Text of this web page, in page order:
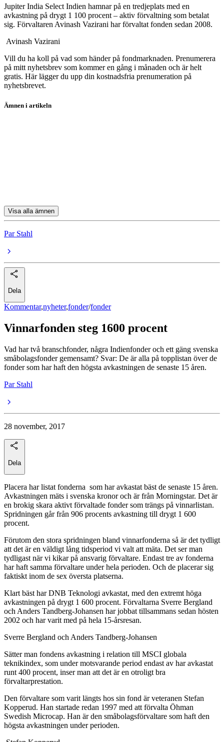
Jupiter India Select Indien hamnar på en tredjeplats med en
avkastning på drygt 1 100 procent – aktiv förvaltning som betalat
sig. Förvaltaren Avinash Vazirani har förvaltat fonden sedan 2008.
Avinash Vazirani
Vill du ha koll på vad som händer på fondmarknaden. Prenumerera
på mitt nyhetsbrev som kommer en gång i månaden och är helt
gratis. Här lägger du upp din kostnadsfria prenumeration på
nyhetsbrevet.
Ämnen i artikeln
Visa alla ämnen
Par Stahl
Dela
Kommentar,nyheter,fonder/fonder
Vinnarfonden steg 1600 procent
Vad har två branschfonder, några Indienfonder och ett gäng svenska
småbolagsfonder gemensamt? Svar: De är alla på topplistan över de
fonder som har haft den högsta avkastningen de senaste 15 åren.
Par Stahl
28 november, 2017
Dela
Placera har listat fonderna som har avkastat bäst de senaste 15 åren.
Avkastningen mäts i svenska kronor och är från Morningstar. Det är
en brokig skara aktivt förvaltade fonder som trängs på vinnarlistan.
Spridningen går från 906 procents avkastning till drygt 1 600
procent.
Förutom den stora spridningen bland vinnarfonderna så är det tydligt
att det är en väldigt lång tidsperiod vi valt att mäta. Det ser man
tydligast när vi kikar på ansvarig förvaltare. Endast tre av fonderna
har haft samma förvaltare under hela perioden. Och de placerar sig
faktiskt inom de sex översta platserna.
Klart bäst har DNB Teknologi avkastat, med den extremt höga
avkastningen på drygt 1 600 procent. Förvaltarna Sverre Bergland
och Anders Tandberg-Johansen har jobbat tillsammans sedan hösten
2002 och har varit med på hela 15-årsresan.
Sverre Bergland och Anders Tandberg-Johansen
Sätter man fondens avkastning i relation till MSCI globala
teknikindex, som under motsvarande period endast av har avkastat
runt 400 procent, inser man att det är en otroligt bra
förvaltarprestation.
Den förvaltare som varit längts hos sin fond är veteranen Stefan
Kopperud. Han startade redan 1997 med att förvalta Öhman
Swedish Microcap. Han är den småbolagsförvaltare som haft den
högsta avkastningen under perioden.